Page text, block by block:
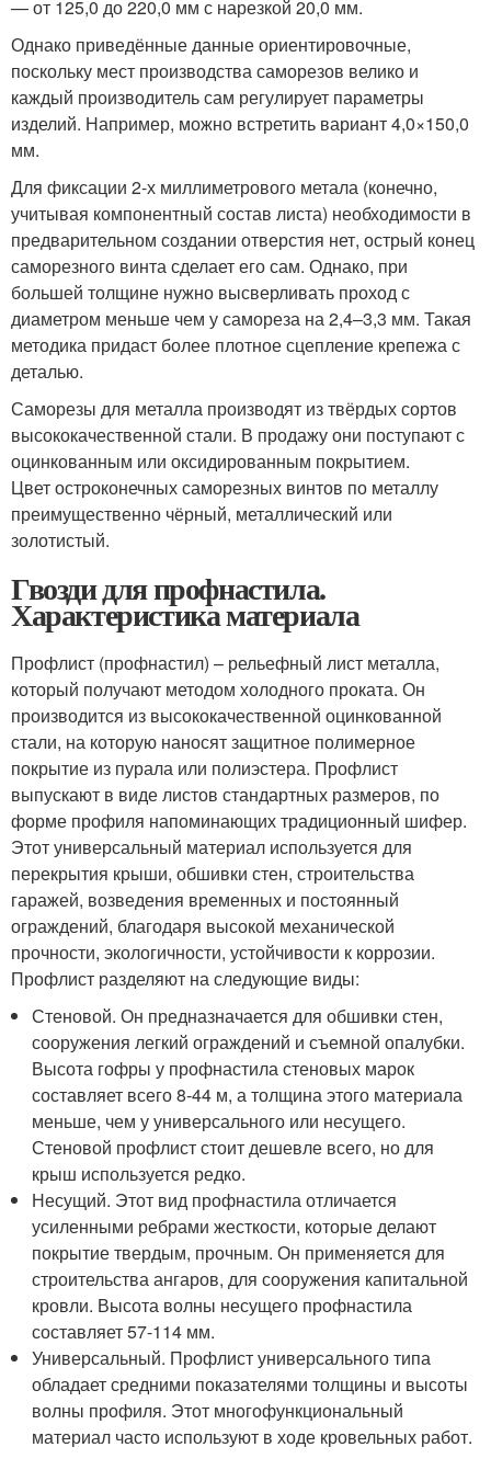
— от 125,0 до 220,0 мм с нарезкой 20,0 мм.
Однако приведённые данные ориентировочные,
поскольку мест производства саморезов велико и
каждый производитель сам регулирует параметры
изделий. Например, можно встретить вариант 4,0×150,0
мм.
Для фиксации 2-х миллиметрового метала (конечно,
учитывая компонентный состав листа) необходимости в
предварительном создании отверстия нет, острый конец
саморезного винта сделает его сам. Однако, при
большей толщине нужно высверливать проход с
диаметром меньше чем у самореза на 2,4–3,3 мм. Такая
методика придаст более плотное сцепление крепежа с
деталью.
Саморезы для металла производят из твёрдых сортов
высококачественной стали. В продажу они поступают с
оцинкованным или оксидированным покрытием.
Цвет остроконечных саморезных винтов по металлу
преимущественно чёрный, металлический или
золотистый.
Гвозди для профнастила.
Характеристика материала
Профлист (профнастил) – рельефный лист металла,
который получают методом холодного проката. Он
производится из высококачественной оцинкованной
стали, на которую наносят защитное полимерное
покрытие из пурала или полиэстера. Профлист
выпускают в виде листов стандартных размеров, по
форме профиля напоминающих традиционный шифер.
Этот универсальный материал используется для
перекрытия крыши, обшивки стен, строительства
гаражей, возведения временных и постоянный
ограждений, благодаря высокой механической
прочности, экологичности, устойчивости к коррозии.
Профлист разделяют на следующие виды:
Стеновой. Он предназначается для обшивки стен,
сооружения легкий ограждений и съемной опалубки.
Высота гофры у профнастила стеновых марок
составляет всего 8-44 м, а толщина этого материала
меньше, чем у универсального или несущего.
Стеновой профлист стоит дешевле всего, но для
крыш используется редко.
Несущий. Этот вид профнастила отличается
усиленными ребрами жесткости, которые делают
покрытие твердым, прочным. Он применяется для
строительства ангаров, для сооружения капитальной
кровли. Высота волны несущего профнастила
составляет 57-114 мм.
Универсальный. Профлист универсального типа
обладает средними показателями толщины и высоты
волны профиля. Этот многофункциональный
материал часто используют в ходе кровельных работ.